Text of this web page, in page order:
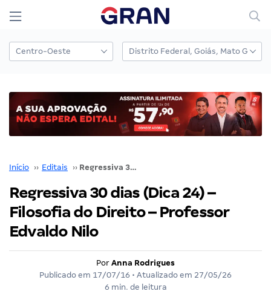
Início ›› Editais ›› Regressiva 30 dias (Dica 24) – Filosofia do Direito – Professor Edvaldo Nilo
Regressiva 30 dias (Dica 24) –
Filosofia do Direito – Professor
Edvaldo Nilo
Por Anna Rodrigues
Publicado em 17/07/16 • Atualizado em 27/05/26
6 min. de leitura